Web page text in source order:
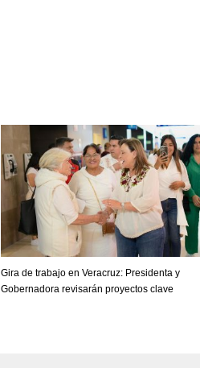
Gira de trabajo en Veracruz: Presidenta y
Gobernadora revisarán proyectos clave